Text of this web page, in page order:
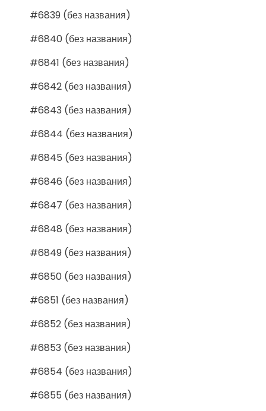
#6839 (без названия)
#6840 (без названия)
#6841 (без названия)
#6842 (без названия)
#6843 (без названия)
#6844 (без названия)
#6845 (без названия)
#6846 (без названия)
#6847 (без названия)
#6848 (без названия)
#6849 (без названия)
#6850 (без названия)
#6851 (без названия)
#6852 (без названия)
#6853 (без названия)
#6854 (без названия)
#6855 (без названия)